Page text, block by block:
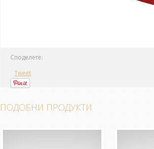
Споделете:
Tweet
ПОДОБНИ ПРОДУКТИ